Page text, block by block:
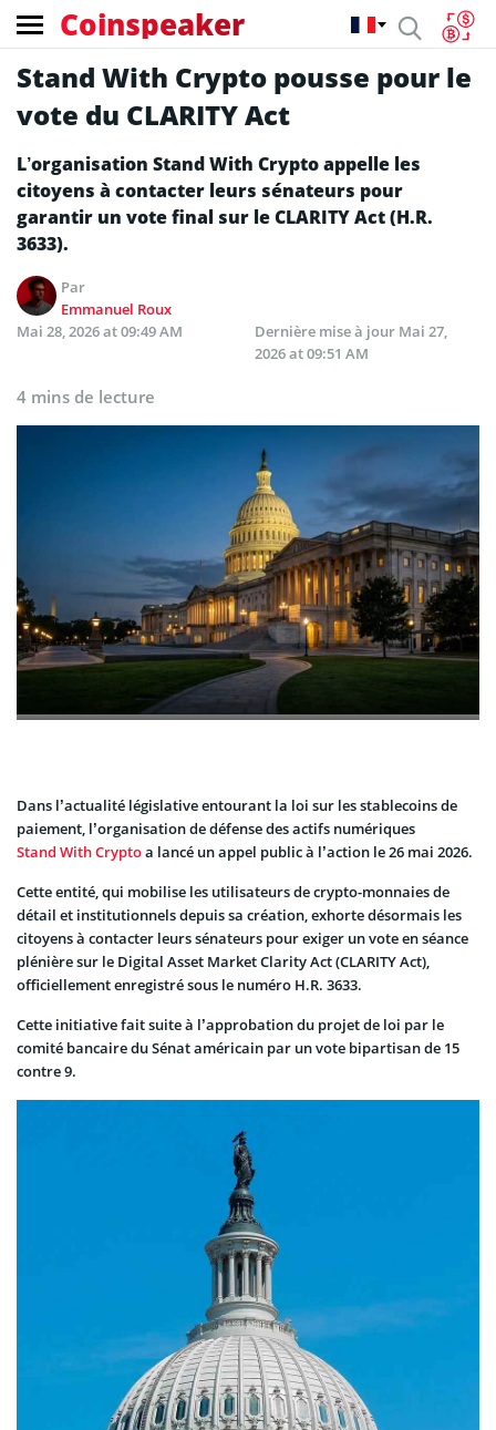
Coinspeaker
Stand With Crypto pousse pour le
vote du CLARITY Act
L’organisation Stand With Crypto appelle les
citoyens à contacter leurs sénateurs pour
garantir un vote final sur le CLARITY Act (H.R.
3633).
Par
Emmanuel Roux
Mai 28, 2026 at 09:49 AM
Dernière mise à jour Mai 27,
2026 at 09:51 AM
4 mins de lecture
Dans l’actualité législative entourant la loi sur les stablecoins de
paiement, l’organisation de défense des actifs numériques
Stand With Cryptoa lancé un appel public à l’action le 26 mai 2026.
Cette entité, qui mobilise les utilisateurs de crypto-monnaies de
détail et institutionnels depuis sa création, exhorte désormais les
citoyens à contacter leurs sénateurs pour exiger un vote en séance
plénière sur le Digital Asset Market Clarity Act (CLARITY Act),
officiellement enregistré sous le numéro H.R. 3633.
Cette initiative fait suite à l’approbation du projet de loi par le
comité bancaire du Sénat américain par un vote bipartisan de 15
contre 9.